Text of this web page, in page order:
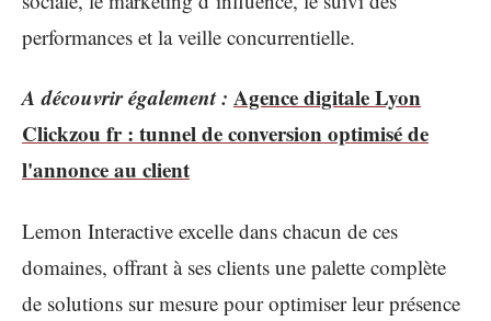
performances et la veille concurrentielle.
A découvrir également : Agence digitale Lyon
Clickzou fr : tunnel de conversion optimisé de
l'annonce au client
Lemon Interactive excelle dans chacun de ces
domaines, offrant à ses clients une palette complète
de solutions sur mesure pour optimiser leur présence